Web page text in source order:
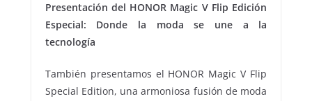
Presentación del HONOR Magic V Flip Edición
Especial: Donde la moda se une a la
tecnología
También presentamos el HONOR Magic V Flip
Special Edition, una armoniosa fusión de moda